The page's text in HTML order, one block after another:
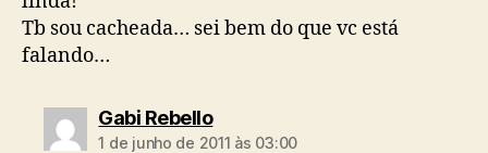
Tb sou cacheada… sei bem do que vc está
falando…
Gabi Rebellodiz:
1 de junho de 2011 às 03:00